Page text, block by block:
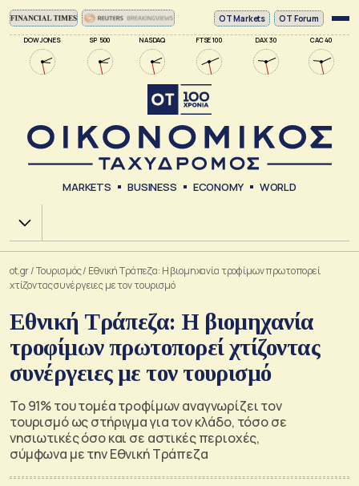
DOW JONES SP 500 NASDAQ FTSE 100 DAX 30 CAC 40
ΟΤ Markets OT Forum
MARKETS BUSINESS ECONOMY WORLD
Χ.Α.
ot.gr/Τουρισμός/ Εθνική Τράπεζα: Η βιομηχανία τροφίμων πρωτοπορεί
χτίζοντας συνέργειες με τον τουρισμό
Εθνική Τράπεζα: Η βιομηχανία
τροφίμων πρωτοπορεί χτίζοντας
συνέργειες με τον τουρισμό
Το 91% του τομέα τροφίμων αναγνωρίζει τον
τουρισμό ως στήριγμα για τον κλάδο, τόσο σε
νησιωτικές όσο και σε αστικές περιοχές,
σύμφωνα με την Εθνική Τράπεζα